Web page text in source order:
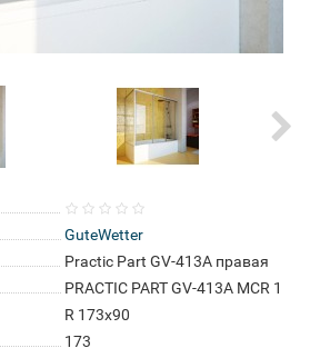
GuteWetter
Practic Part GV-413A правая
PRACTIC PART GV-413A MCR 1
R 173x90
173